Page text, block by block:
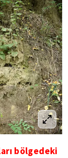
bölgedeki